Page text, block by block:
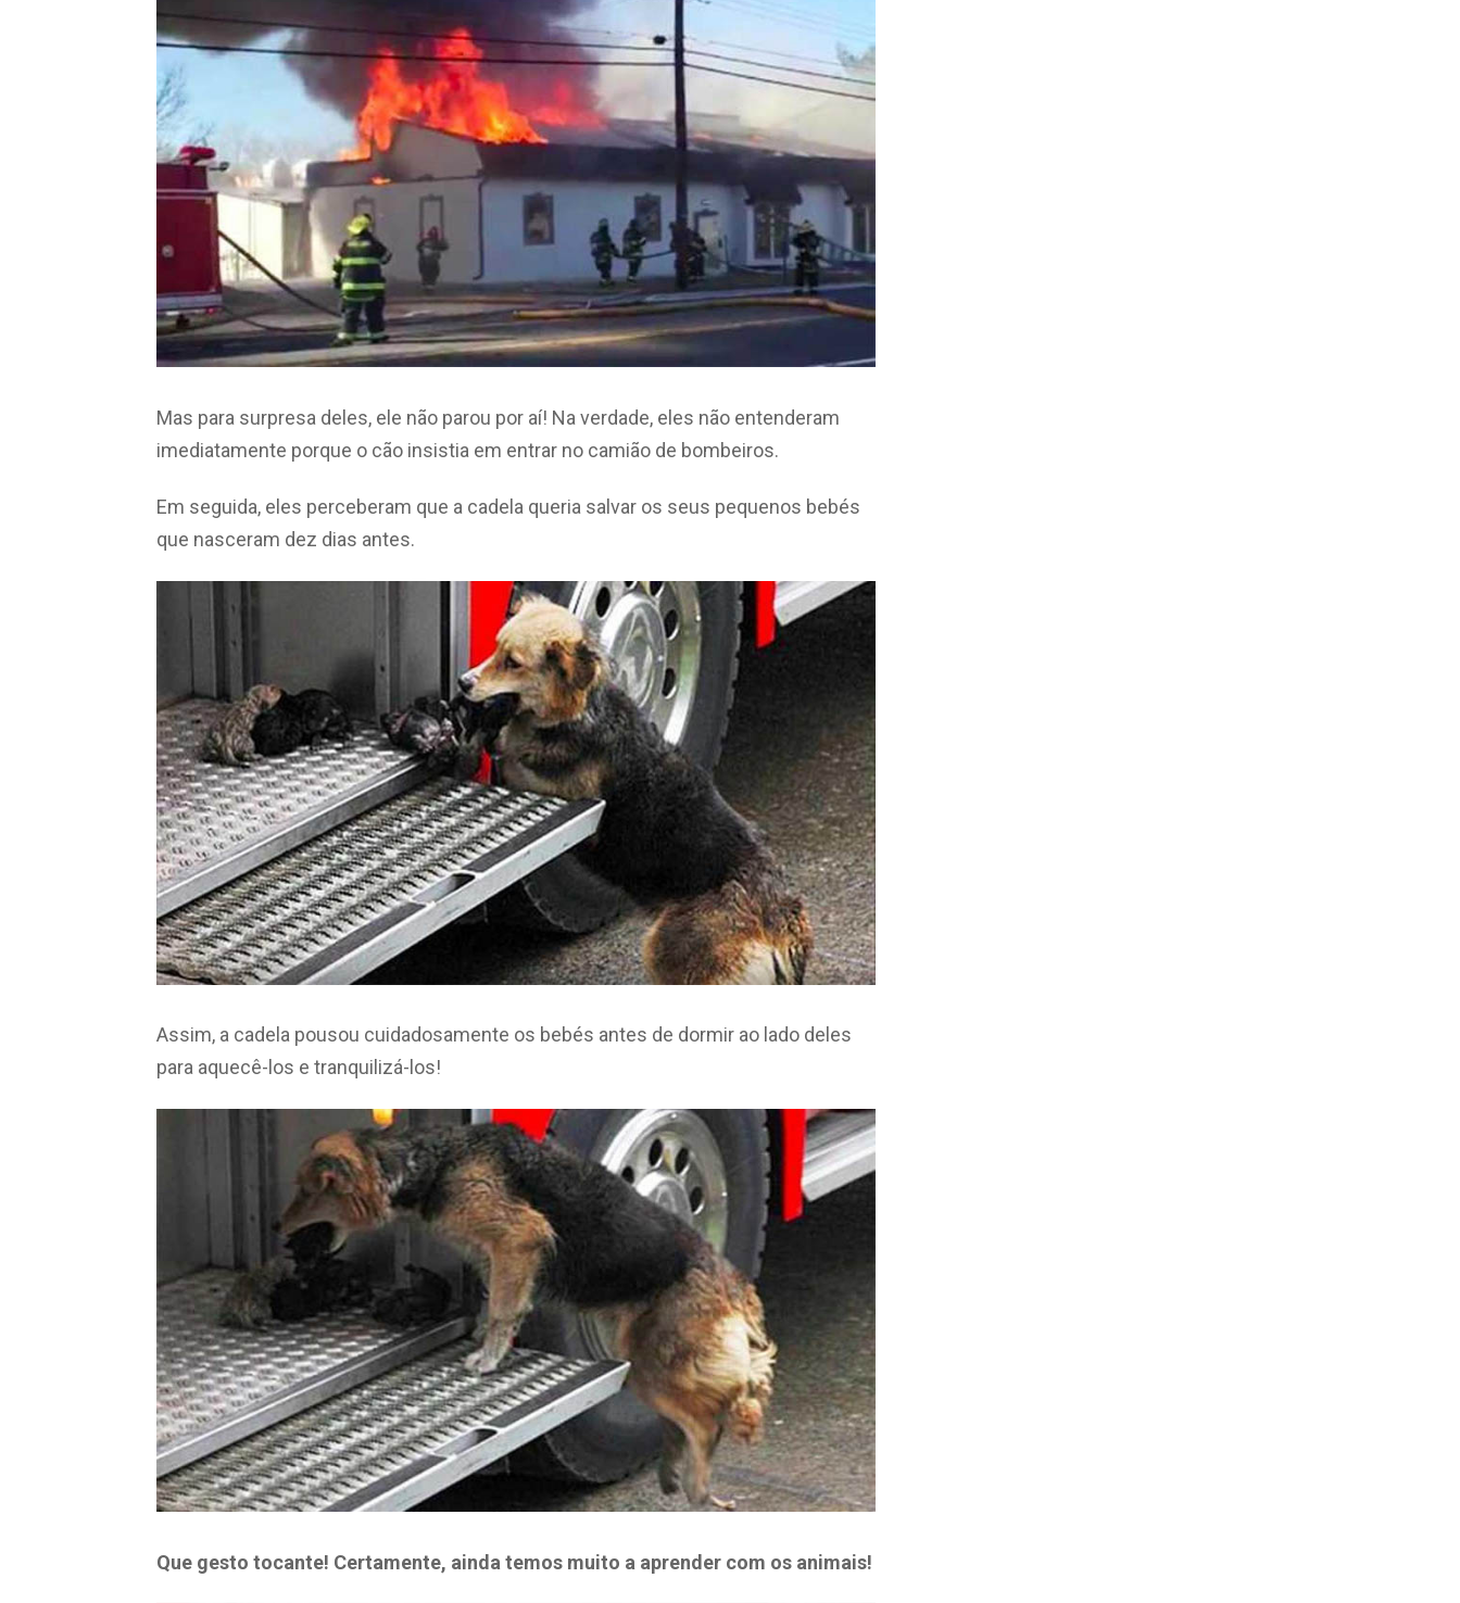
Mas para surpresa deles, ele não parou por aí! Na verdade, eles não entenderam
imediatamente porque o cão insistia em entrar no camião de bombeiros.
Em seguida, eles perceberam que a cadela queria salvar os seus pequenos bebés
que nasceram dez dias antes.
Assim, a cadela pousou cuidadosamente os bebés antes de dormir ao lado deles
para aquecê-los e tranquilizá-los!
Que gesto tocante! Certamente, ainda temos muito a aprender com os animais!